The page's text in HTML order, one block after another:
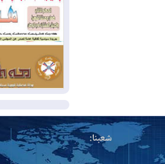
2026-08-01
منظومة باتريوت
2026-08-01
يومياً
المزيد
شعبنا: